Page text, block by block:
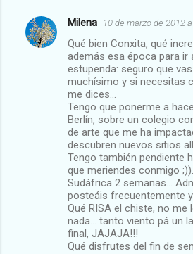
Milena 10 de marzo de 2012
Qué bien Conxita, qué
además esa época para ir
estupenda: seguro que
muchísimo y si necesitas
me dices...
Tengo que ponerme a
Berlín, sobre un colegio
de arte que me ha
descubren nuevos sitios
Tengo también pendiente
que meriendes conmigo
Sudáfrica 2 semanas...
posteáis frecuentemente
Qué RISA el chiste, no me
nada... tanto viento pá un
final, JAJAJA!!!
Qué disfrutes del fin de